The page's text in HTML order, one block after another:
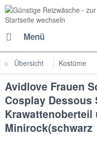
Menü
Übersicht Kostüme
Avidlove Frauen
Cosplay Dessous
Krawattenoberteil
Minirock(schwarz